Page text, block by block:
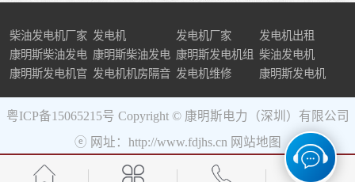
柴油发电机厂家 发电机 发电机厂家
发电机出租
康明斯柴油发电
机组
康明斯柴油发电
机
康明斯发电机组 柴油发电机
康明斯发电机官 发电机机房隔音 发电机维修 康明斯发电机
粤ICP备15065215号 Copyright © 康明斯电力（深圳）有限公司
ⓔ 网址：http://www.fdjhs.cn 网站地图